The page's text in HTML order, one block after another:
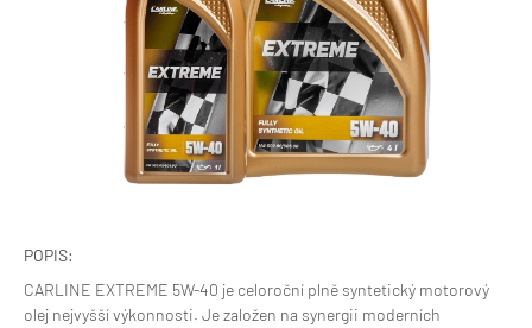
POPIS:
CARLINE EXTREME 5W-40 je celoroční plně syntetický motorový
olej nejvyšší výkonnosti. Je založen na synergii moderních